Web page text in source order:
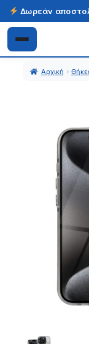
Δωρεάν
Απευθείας
μετάβαση
Μετάβαση
σε
περιεχόμενο
Αρχική